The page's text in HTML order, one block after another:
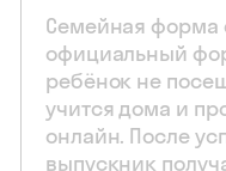
Семейная форма
официальный
ребёнок не
учится дома и
онлайн. После
выпускник